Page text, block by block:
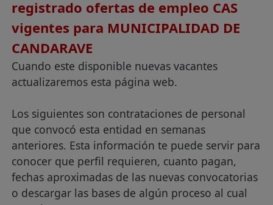
registrado ofertas de empleo CAS
vigentes para MUNICIPALIDAD DE
CANDARAVE
Cuando este disponible nuevas vacantes
actualizaremos esta página web.
Los siguientes son contrataciones de personal
que convocó esta entidad en semanas
anteriores. Esta información te puede servir para
conocer que perfil requieren, cuanto pagan,
fechas aproximadas de las nuevas convocatorias
o descargar las bases de algún proceso al cual